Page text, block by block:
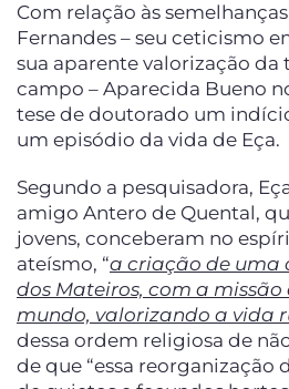
Com relação às
Fernandes – seu ceticismo
sua aparente valorização da
campo – Aparecida Bueno
tese de doutorado um
um episódio da vida de Eça.
Segundo a pesquisadora,
amigo Antero de Quental,
jovens, conceberam no
ateísmo, “a criação de uma
dos Mateiros, com a
mundo, valorizando a vida
dessa ordem religiosa de
de que “essa reorganização